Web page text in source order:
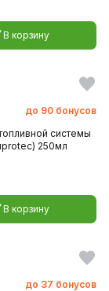
В корзину
до 90 бонусов
системы
250мл
В корзину
до 37 бонусов